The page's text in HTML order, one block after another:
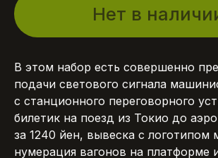
Нет в
В этом набор есть совершенно
подачи светового сигнала
с станционного переговорного
билетик на поезд из Токио до
за 1240 йен, вывеска с логотипом
нумерация вагонов на платформе